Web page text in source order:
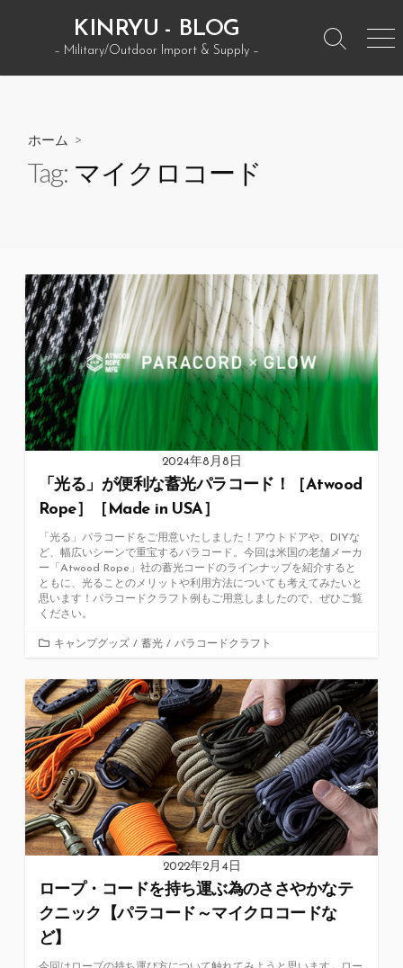
ン
KINRYU - BLOG
– Military/Outdoor Import & Supply –
検
メ
ホーム >
Tag: マイクロコード
2024年8月8日
「光る」が便利な蓄光パラコード！［Atwood
Rope］［Made in USA］
「光る」パラコードをご用意いたしました！アウトドアや、DIYな
ど、幅広いシーンで重宝するパラコード。今回は米国の老舗メーカ
ー「Atwood Rope」社の蓄光コードのラインナップを紹介すると
ともに、光ることのメリットや利用方法についても考えてみたいと
思います！パラコードクラフト例もご用意しましたので、ぜひご覧
ください。
カ
ゴ
リ
ー
キャンプグッズ / 蓄光 / パラコードクラフト
2022年2月4日
ロープ・コードを持ち運ぶ為のささやかなテ
クニック【パラコード～マイクロコードな
ど】